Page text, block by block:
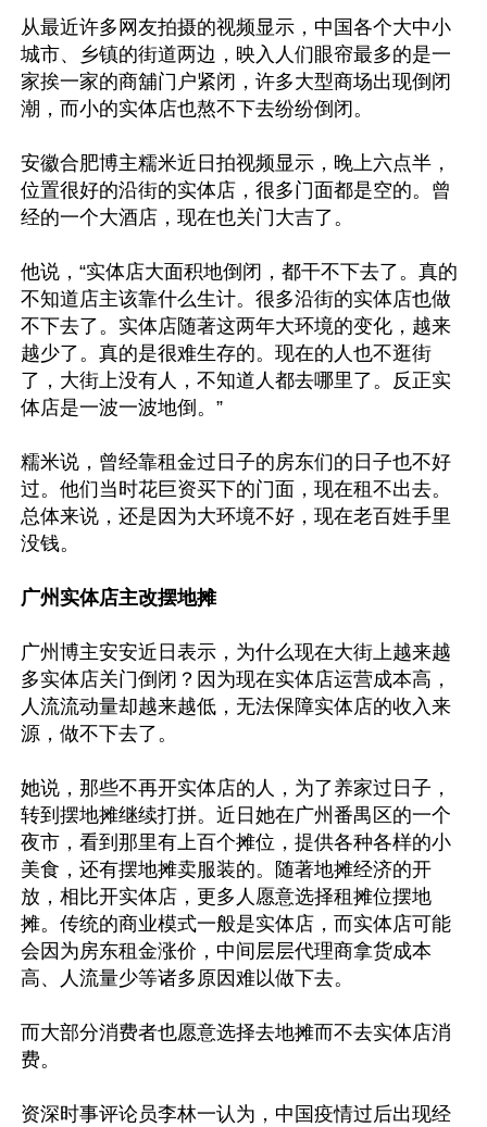
从最近许多网友拍摄的视频显示，中国各个大中小
城市、乡镇的街道两边，映入人们眼帘最多的是一
家挨一家的商舖门户紧闭，许多大型商场出现倒闭
潮，而小的实体店也熬不下去纷纷倒闭。
安徽合肥博主糯米近日拍视频显示，晚上六点半，
位置很好的沿街的实体店，很多门面都是空的。曾
经的一个大酒店，现在也关门大吉了。
他说，“实体店大面积地倒闭，都干不下去了。真的
不知道店主该靠什么生计。很多沿街的实体店也做
不下去了。实体店随著这两年大环境的变化，越来
越少了。真的是很难生存的。现在的人也不逛街
了，大街上没有人，不知道人都去哪里了。反正实
体店是一波一波地倒。”
糯米说，曾经靠租金过日子的房东们的日子也不好
过。他们当时花巨资买下的门面，现在租不出去。
总体来说，还是因为大环境不好，现在老百姓手里
没钱。
广州实体店主改摆地摊
广州博主安安近日表示，为什么现在大街上越来越
多实体店关门倒闭？因为现在实体店运营成本高，
人流流动量却越来越低，无法保障实体店的收入来
源，做不下去了。
她说，那些不再开实体店的人，为了养家过日子，
转到摆地摊继续打拼。近日她在广州番禺区的一个
夜市，看到那里有上百个摊位，提供各种各样的小
美食，还有摆地摊卖服装的。随著地摊经济的开
放，相比开实体店，更多人愿意选择租摊位摆地
摊。传统的商业模式一般是实体店，而实体店可能
会因为房东租金涨价，中间层层代理商拿货成本
高、人流量少等诸多原因难以做下去。
而大部分消费者也愿意选择去地摊而不去实体店消
费。
资深时事评论员李林一认为，中国疫情过后出现经